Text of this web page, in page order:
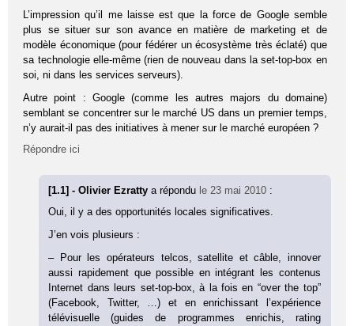
L’impression qu’il me laisse est que la force de Google semble
plus se situer sur son avance en matière de marketing et de
modèle économique (pour fédérer un écosystème très éclaté) que
sa technologie elle-même (rien de nouveau dans la set-top-box en
soi, ni dans les services serveurs).
Autre point : Google (comme les autres majors du domaine)
semblant se concentrer sur le marché US dans un premier temps,
n’y aurait-il pas des initiatives à mener sur le marché européen ?
Répondre ici
[1.1] - Olivier Ezrattya répondu le 23 mai 2010 :
Oui, il y a des opportunités locales significatives.
J’en vois plusieurs :
– Pour les opérateurs telcos, satellite et câble, innover
aussi rapidement que possible en intégrant les contenus
Internet dans leurs set-top-box, à la fois en “over the top”
(Facebook, Twitter, …) et en enrichissant l’expérience
télévisuelle (guides de programmes enrichis, rating